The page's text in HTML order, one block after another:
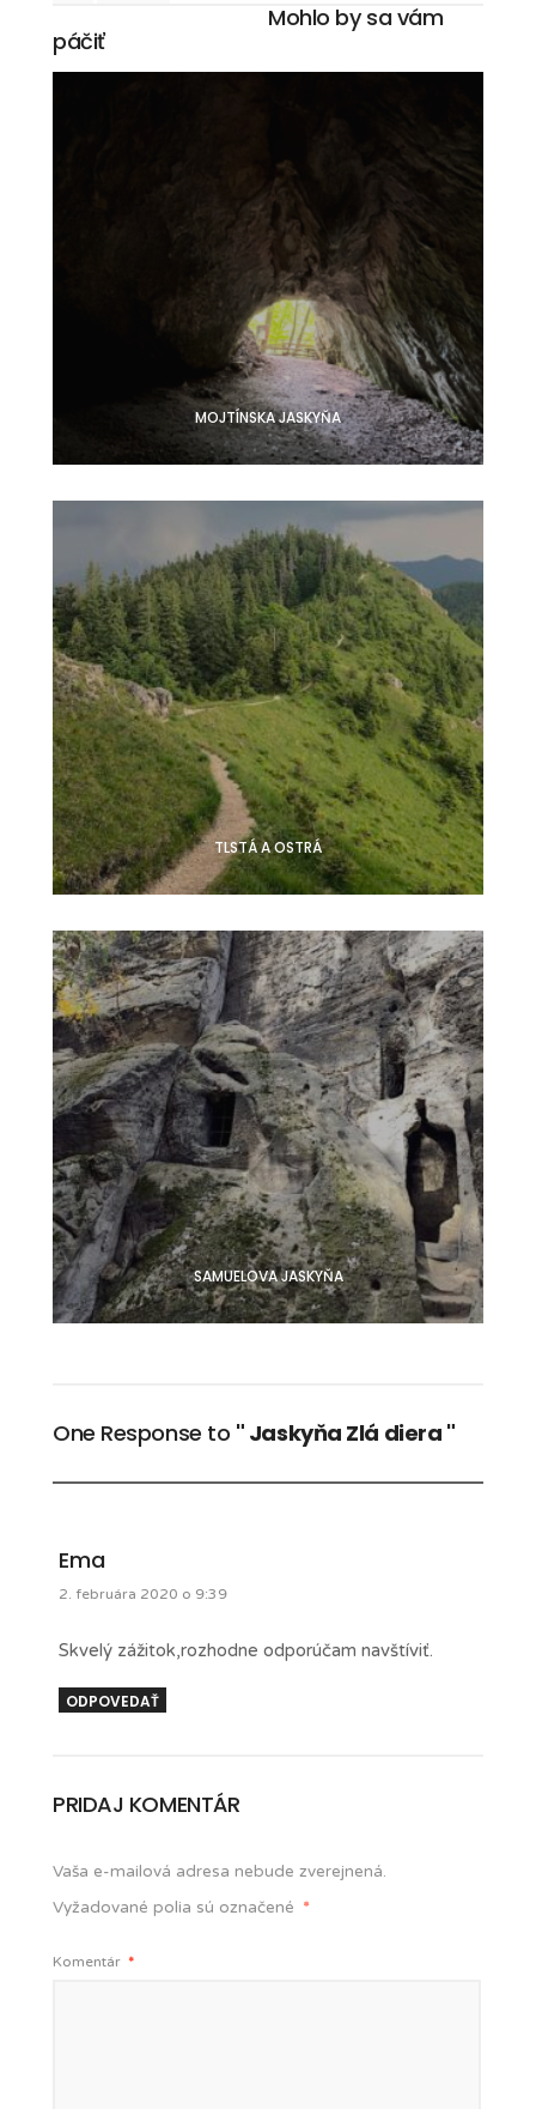
Mohlo by sa vám
páčiť
MOJTÍNSKA JASKYŇA
TLSTÁ A OSTRÁ
SAMUELOVA JASKYŇA
One Response to " Jaskyňa Zlá diera "
Ema
2. februára 2020 o 9:39
Skvelý zážitok,rozhodne odporúčam navštíviť.
ODPOVEDAŤ
PRIDAJ KOMENTÁR
Vaša e-mailová adresa nebude zverejnená.
Vyžadované polia sú označené *
Komentár *